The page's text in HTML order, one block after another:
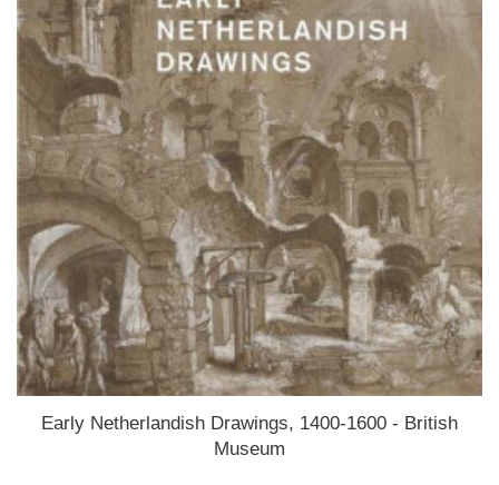
Early Netherlandish Drawings, 1400-1600 - British
Museum